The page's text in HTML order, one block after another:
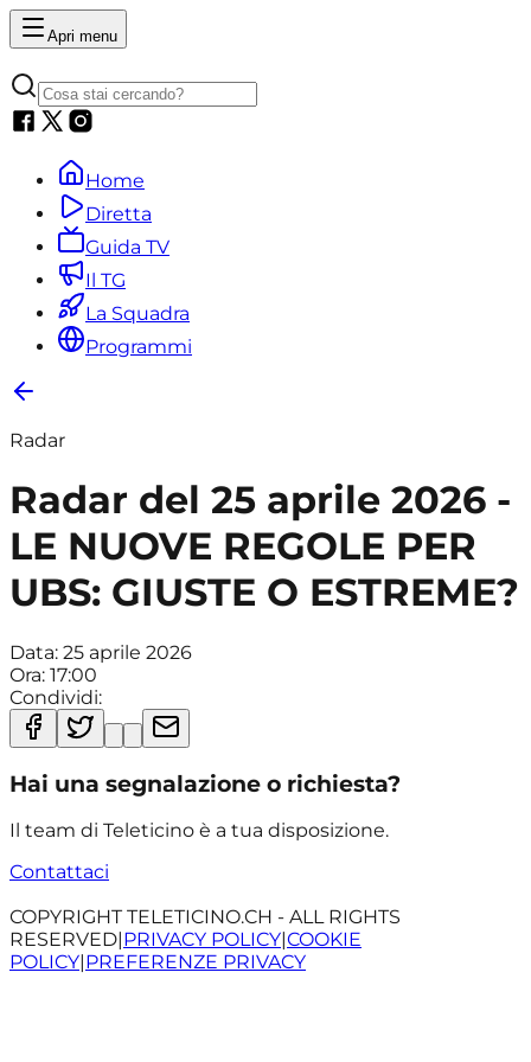
Apri menu
Home
Diretta
Guida TV
Il TG
La Squadra
Programmi
Radar
Radar del 25 aprile 2026 -
LE NUOVE REGOLE PER
UBS: GIUSTE O ESTREME?
Data: 25 aprile 2026
Ora: 17:00
Condividi:
Hai una segnalazione o richiesta?
Il team di Teleticino è a tua disposizione.
Contattaci
COPYRIGHT TELETICINO.CH - ALL RIGHTS
RESERVED|PRIVACY POLICY|COOKIE
POLICY|PREFERENZE PRIVACY